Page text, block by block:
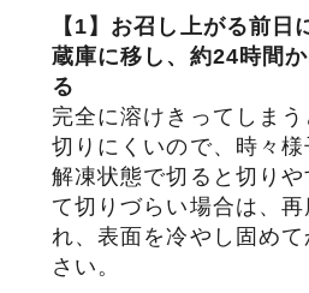
【1】お召し上がる前日
蔵庫に移し、約24時間
る
完全に溶けきってしま
切りにくいので、時々
解凍状態で切ると切り
て切りづらい場合は、再
れ、表面を冷やし固め
さい。